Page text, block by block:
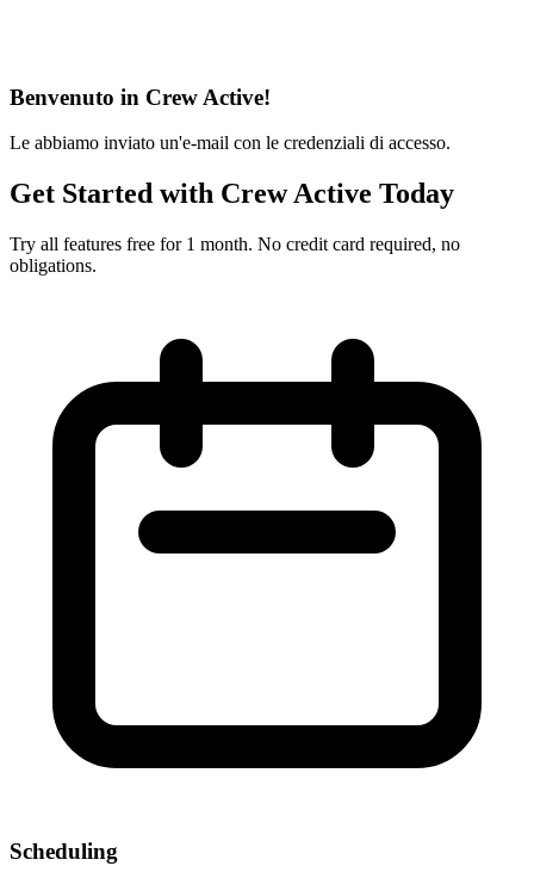
Benvenuto in Crew Active!
Le abbiamo inviato un'e-mail con le credenziali di accesso.
Get Started with Crew Active Today
Try all features free for 1 month. No credit card required, no
obligations.
Scheduling